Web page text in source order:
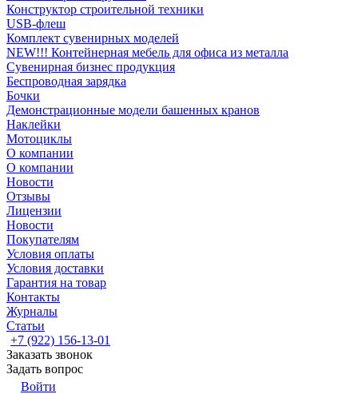
Конструктор строительной техники
USB-флеш
Комплект сувенирных моделей
NEW!!! Контейнерная мебель для офиса из металла
Сувенирная бизнес продукция
Беспроводная зарядка
Бочки
Демонстрационные модели башенных кранов
Наклейки
Мотоциклы
О компании
О компании
Новости
Отзывы
Лицензии
Новости
Покупателям
Условия оплаты
Условия доставки
Гарантия на товар
Контакты
Журналы
Статьи
+7 (922) 156-13-01
Заказать звонок
Задать вопрос
Войти